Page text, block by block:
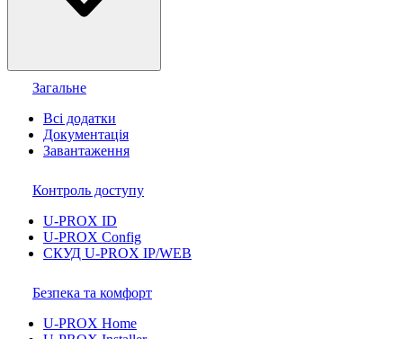
Загальне
Всі додатки
Документація
Завантаження
Контроль доступу
U-PROX ID
U-PROX Config
СКУД U-PROX IP/WEB
Безпека та комфорт
U-PROX Home